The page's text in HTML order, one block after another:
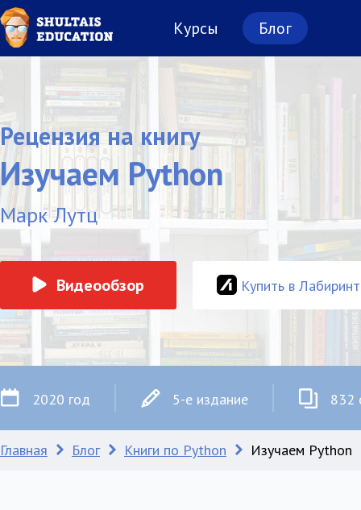
Курсы Блог
Рецензия на книгу
Изучаем Python
Марк Лутц
Видеообзор Купить в
2020 год 5-е издание 832
Главная Блог Книги по Python Изучаем Python